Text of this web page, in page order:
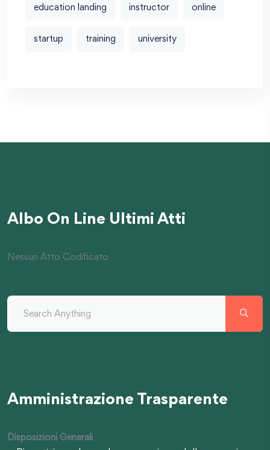
education landing instructor online
startup training university
Albo On Line Ultimi Atti
Nessun Atto Codificato
Amministrazione Trasparente
Disposizioni Generali